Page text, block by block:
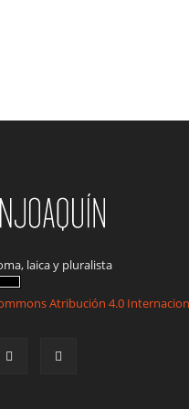
laica y pluralista
Atribución 4.0